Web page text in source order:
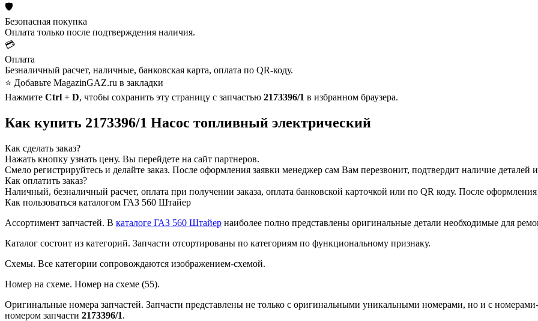
🛡️
Безопасная покупка
Оплата только после подтверждения наличия.
💳
Оплата
Безналичный расчет, наличные, банковская карта, оплата по QR-коду.
⭐ Добавьте MagazinGAZ.ru в закладки
Нажмите Ctrl + D, чтобы сохранить эту страницу с запчастью 2173396/1 в избранном браузера.
Как купить 2173396/1 Насос топливный электрический
Как сделать заказ?
Нажать кнопку узнать цену. Вы перейдете на сайт партнеров.
Смело регистрируйтесь и делайте заказ. После оформления заявки менеджер сам Вам перезвонит, подтвердит наличие деталей
Как оплатить заказ?
Наличный, безналичный расчет, оплата при получении заказа, оплата банковской карточкой или по QR коду. После оформления
Как пользоваться каталогом ГАЗ 560 Штайер
Ассортимент запчастей. В каталоге ГАЗ 560 Штайер наиболее полно представлены оригинальные детали необходимые для
Каталог состоит из категорий. Запчасти отсортированы по категориям по функциональному признаку.
Схемы. Все категории сопровождаются изображением-схемой.
Номер на схеме. Номер на схеме (55).
Оригинальные номера запчастей. Запчасти представлены не только с оригинальными уникальными номерами, но и с
номером запчасти 2173396/1.